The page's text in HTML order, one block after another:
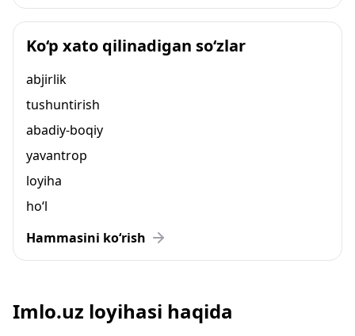
Ko‘p xato qilinadigan so‘zlar
abjirlik
tushuntirish
abadiy-boqiy
yavantrop
loyiha
ho‘l
Hammasini ko‘rish
Imlo.uz loyihasi haqida